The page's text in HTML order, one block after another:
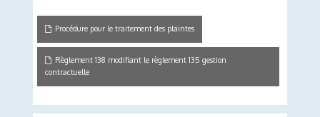
Procédure pour le traitement des plaintes
Règlement 138 modifiant le règlement 135 gestion
contractuelle